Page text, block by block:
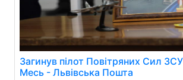
Загинув пілот Повітряних Сил
Месь - Львівська Пошта